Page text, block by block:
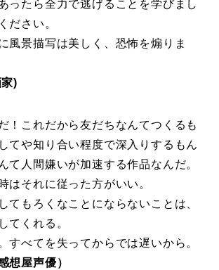
ったら全力で逃げることを学びまし
ださい。
風景描写は美しく、恐怖を煽りま
)
！これだから友だちなんてつくるも
てや知り合い程度で深入りするもん
て人間嫌いが加速する作品なんだ。
はそれに従った方がいい。
てもろくなことにならないことは、
てくれる。
すべてを失ってからでは遅いから。
想屋声優）